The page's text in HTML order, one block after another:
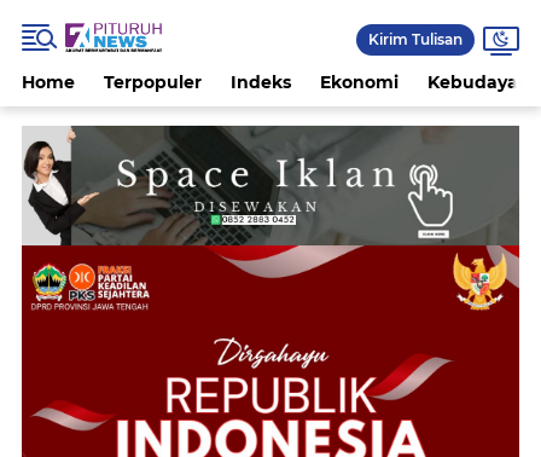
Kirim Tulisan
Home Terpopuler Indeks Ekonomi Kebudayaan